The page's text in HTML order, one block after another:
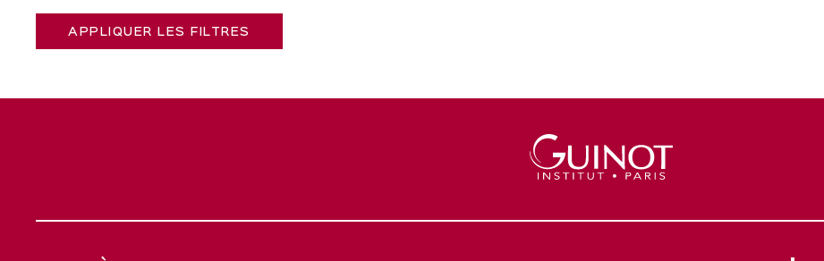
APPLIQUER LES FILTRES